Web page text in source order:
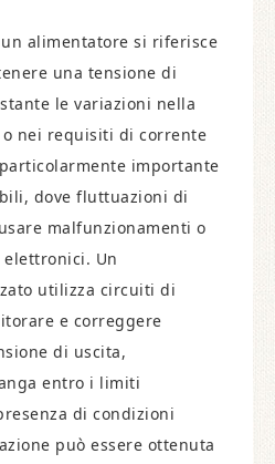
alimentatore si riferisce
una tensione di
le variazioni nella
nei requisiti di corrente
importante
dove fluttuazioni di
malfunzionamenti o
Un
utilizza circuiti di
e correggere
di uscita,
entro i limiti
di condizioni
può essere ottenuta